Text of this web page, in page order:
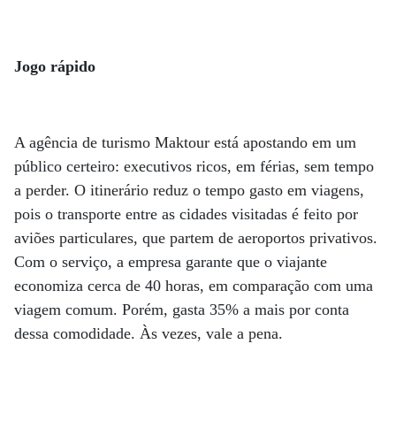
Jogo rápido
A agência de turismo Maktour está apostando em um
público certeiro: executivos ricos, em férias, sem tempo
a perder. O itinerário reduz o tempo gasto em viagens,
pois o transporte entre as cidades visitadas é feito por
aviões particulares, que partem de aeroportos privativos.
Com o serviço, a empresa garante que o viajante
economiza cerca de 40 horas, em comparação com uma
viagem comum. Porém, gasta 35% a mais por conta
dessa comodidade. Às vezes, vale a pena.